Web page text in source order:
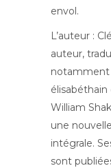
envol.
L’auteur :
auteur,
notamment
William
une
intégrale.
sont